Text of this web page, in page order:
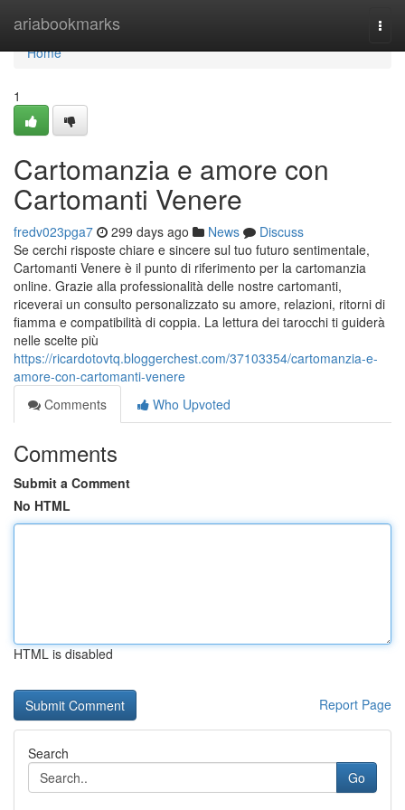
ariabookmarks
Home
Home
1
Cartomanzia e amore con
Cartomanti Venere
fredv023pga7 299 days ago News
Discuss
Se cerchi risposte chiare e sincere sul tuo futuro sentimentale,
Cartomanti Venere è il punto di riferimento per la cartomanzia
online. Grazie alla professionalità delle nostre cartomanti,
riceverai un consulto personalizzato su amore, relazioni, ritorni di
fiamma e compatibilità di coppia. La lettura dei tarocchi ti guiderà
nelle scelte più
https://ricardotovtq.bloggerchest.com/37103354/cartomanzia-e-
amore-con-cartomanti-venere
Comments
Who Upvoted
Comments
Submit a Comment
No HTML
HTML is disabled
Report Page
Search
Go